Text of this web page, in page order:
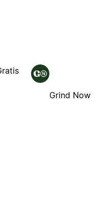
Grind Now